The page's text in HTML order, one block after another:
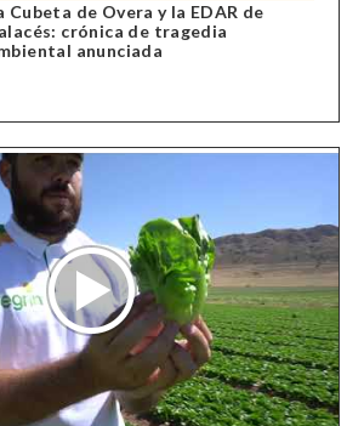
Cubeta de Overa y la EDAR de
crónica de tragedia
anunciada